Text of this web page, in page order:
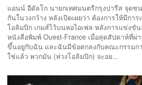
แอนน์ อีดัลโก นายกเทศมนตรีกรุงปารีส จุดชน
กันในวงกว้าง หลังเปิดเผยว่า ต้องการให้มีก
โอลิมปิก เกมส์ไว้บนหอไอเฟล หลังการแข่ง
หนังสือพิมพ์ Ouest-France เมื่อสุดสัปดาห์ที่ผ่
ขึ้นอยู่กับฉัน และฉันมีข้อตกลงกับคณะกรรมก
ใช่แล้ว พวกมัน (ห่วงโอลิมปิก) จะอย...